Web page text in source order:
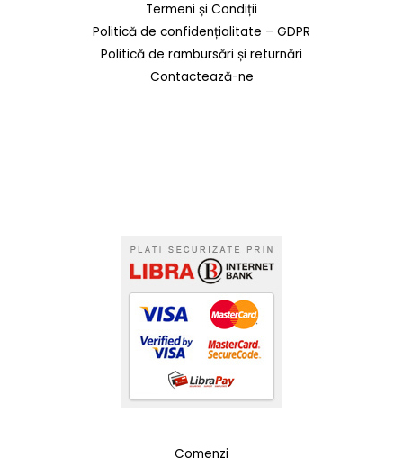
Termeni și Condiții
Politică de confidențialitate – GDPR
Politică de rambursări și returnări
Contactează-ne
Comenzi